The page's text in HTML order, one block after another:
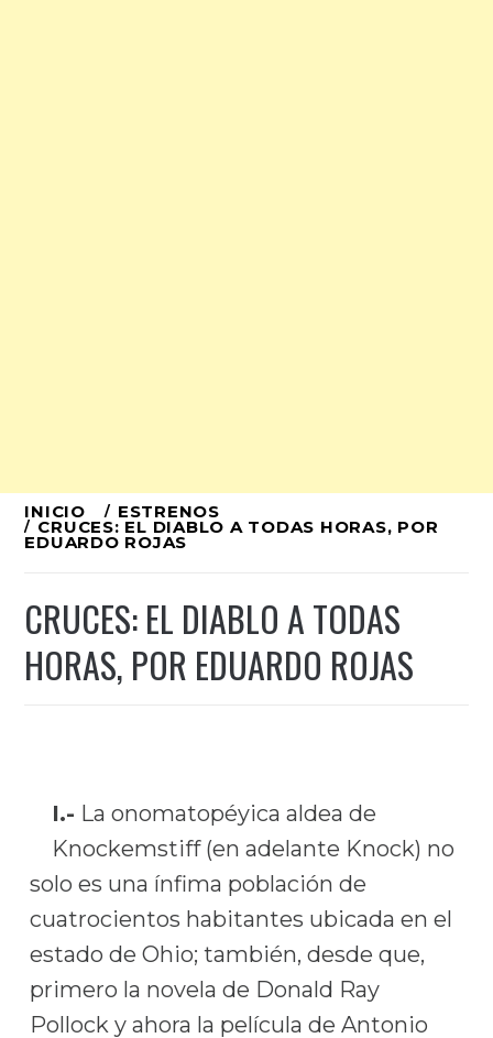
Ir
al
INICIO ESTRENOS
CRUCES: EL DIABLO A TODAS HORAS, POR
EDUARDO ROJAS
CRUCES: EL DIABLO A TODAS
HORAS, POR EDUARDO ROJAS
I.- La onomatopéyica aldea de
Knockemstiff (en adelante Knock) no
solo es una ínfima población de
cuatrocientos habitantes ubicada en el
estado de Ohio; también, desde que,
primero la novela de Donald Ray
Pollock y ahora la película de Antonio